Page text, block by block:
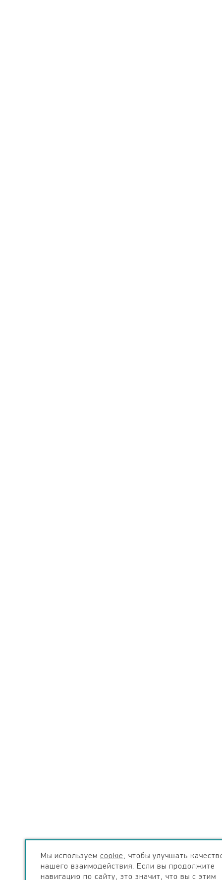
Мы используем cookie, чтобы улучшать
нашего взаимодействия. Если вы продолжите
навигацию по сайту, это значит, что вы с этим